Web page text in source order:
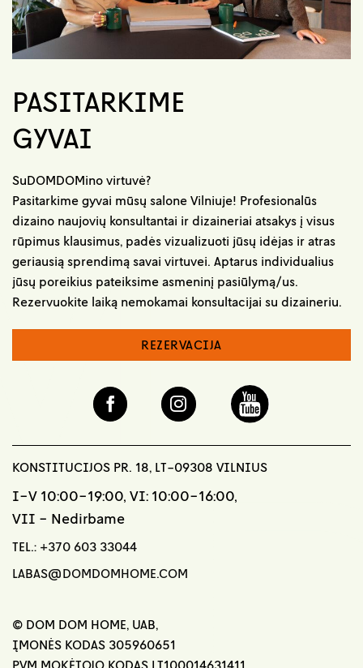
PASITARKIME
GYVAI
SuDOMDOMino virtuvė?
Pasitarkime gyvai mūsų salone Vilniuje! Profesionalūs
dizaino naujovių konsultantai ir dizaineriai atsakys į visus
rūpimus klausimus, padės vizualizuoti jūsų idėjas ir atras
geriausią sprendimą savai virtuvei. Aptarus individualius
jūsų poreikius pateiksime asmeninį pasiūlymą/us.
Rezervuokite laiką nemokamai konsultacijai su dizaineriu.
REZERVACIJA
KONSTITUCIJOS PR. 18, LT-09308 VILNIUS
I-V 10:00-19:00, VI: 10:00-16:00,
VII - Nedirbame
TEL.: +370 603 33044
LABAS@DOMDOMHOME.COM
© DOM DOM HOME, UAB,
ĮMONĖS KODAS 305960651
PVM MOKĖTOJO KODAS LT100014631411